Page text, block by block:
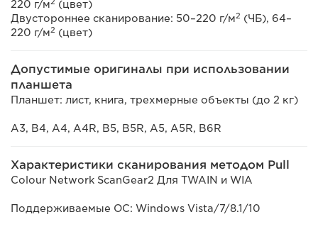
220 г/м
(цвет)
Двустороннее сканирование: 50–220 г/м2 (ЧБ), 64–
220 г/м2 (цвет)
Допустимые оригиналы при использовании
планшета
Планшет: лист, книга, трехмерные объекты (до 2 кг)
A3, B4, A4, A4R, B5, B5R, A5, A5R, B6R
Характеристики сканирования методом Pull
Colour Network ScanGear2 Для TWAIN и WIA
Поддерживаемые ОС: Windows Vista/7/8.1/10